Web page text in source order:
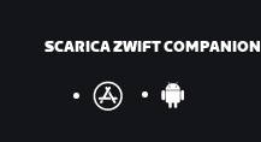
SCARICA ZWIFT COMPANION